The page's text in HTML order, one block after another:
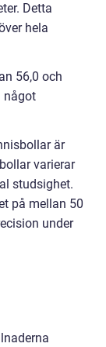
Detta
hela
56,0 och
något
är
varierar
studsighet.
på mellan 50
under